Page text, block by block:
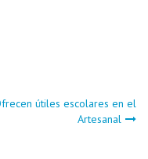
útiles escolares en el
Artesanal